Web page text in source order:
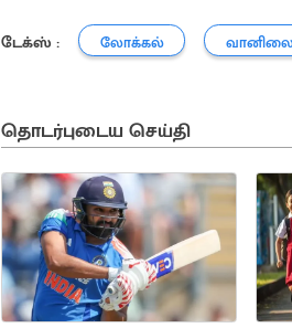
டேக்ஸ் : லோக்கல்
தொடர்புடைய செய்தி